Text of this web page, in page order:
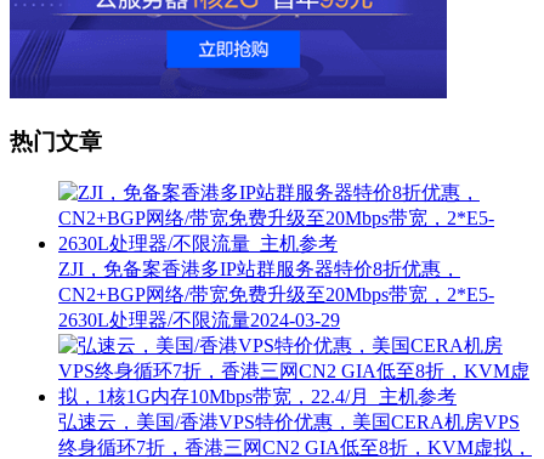
热门文章
ZJI，免备案香港多IP站群服务器特价8折优惠，
CN2+BGP网络/带宽免费升级至20Mbps带宽，2*E5-
2630L处理器/不限流量2024-03-29
弘速云，美国/香港VPS特价优惠，美国CERA机房VPS
终身循环7折，香港三网CN2 GIA低至8折，KVM虚拟，